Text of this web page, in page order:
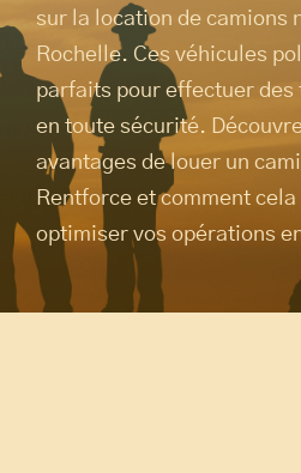
sur la location de camions
Rochelle. Ces véhicules
parfaits pour effectuer des
en toute sécurité.
avantages de louer un
Rentforce et comment
optimiser vos opérations